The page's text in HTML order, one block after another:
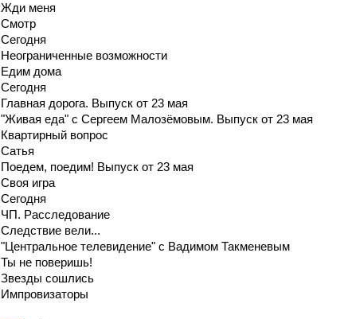
Жди меня
Смотр
Сегодня
Неограниченные возможности
Едим дома
Сегодня
Главная дорога. Выпуск от 23 мая
"Живая еда" с Сергеем Малозёмовым. Выпуск от 23 мая
Квартирный вопрос
Сатья
Поедем, поедим! Выпуск от 23 мая
Своя игра
Сегодня
ЧП. Расследование
Следствие вели...
"Центральное телевидение" с Вадимом Такменевым
Ты не поверишь!
Звезды сошлись
Импровизаторы